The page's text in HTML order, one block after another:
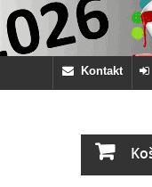
Kontakt